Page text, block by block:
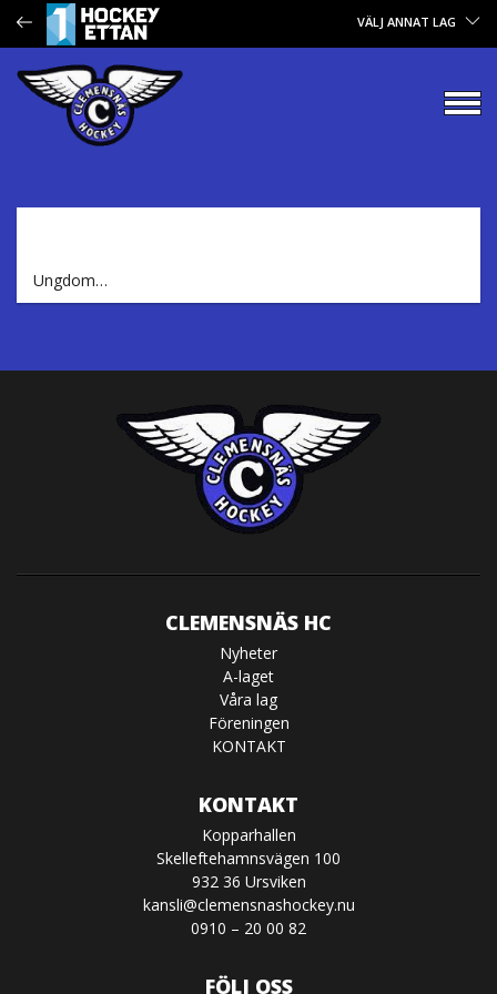
VÄLJ ANNAT LAG
Ungdom…
CLEMENSNÄS HC
Nyheter
A-laget
Våra lag
Föreningen
KONTAKT
KONTAKT
Kopparhallen
Skelleftehamnsvägen 100
932 36 Ursviken
kansli@clemensnashockey.nu
0910 – 20 00 82
FÖLJ OSS